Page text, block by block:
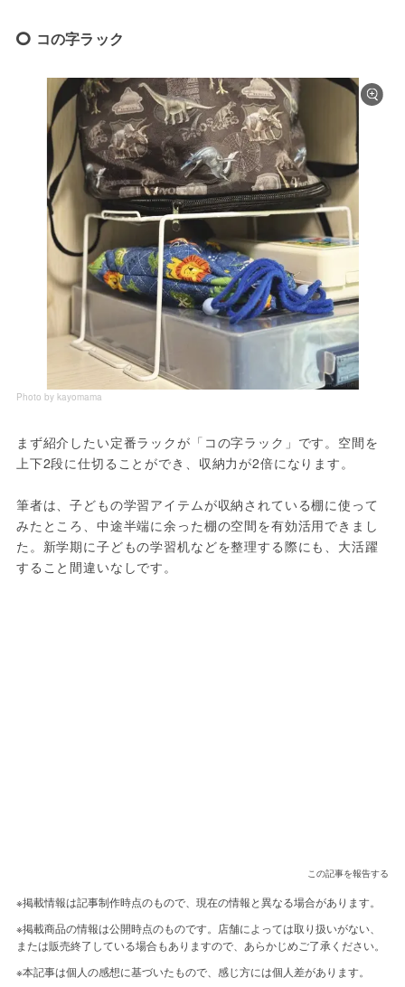
コの字ラック
Photo by kayomama
まず紹介したい定番ラックが「コの字ラック」です。空間を
上下2段に仕切ることができ、収納力が2倍になります。
筆者は、子どもの学習アイテムが収納されている棚に使って
みたところ、中途半端に余った棚の空間を有効活用できまし
た。新学期に子どもの学習机などを整理する際にも、大活躍
すること間違いなしです。
この記事を報告する
※掲載情報は記事制作時点のもので、現在の情報と異なる場合があります。
※掲載商品の情報は公開時点のものです。店舗によっては取り扱いがない、
または販売終了している場合もありますので、あらかじめご了承ください。
※本記事は個人の感想に基づいたもので、感じ方には個人差があります。